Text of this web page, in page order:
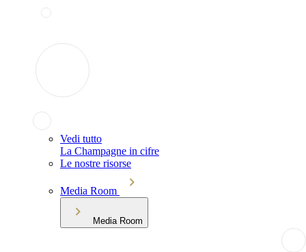
Vedi tutto
La Champagne in cifre
Le nostre risorse
Media Room
Media Room